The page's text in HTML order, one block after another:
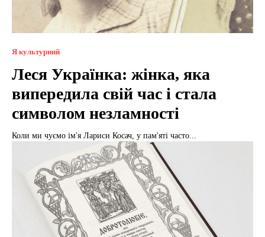
Я культурний
Леся Українка: жінка, яка
випередила свій час і стала
символом незламності
Коли ми чуємо ім'я Лариси Косач, у пам'яті часто...